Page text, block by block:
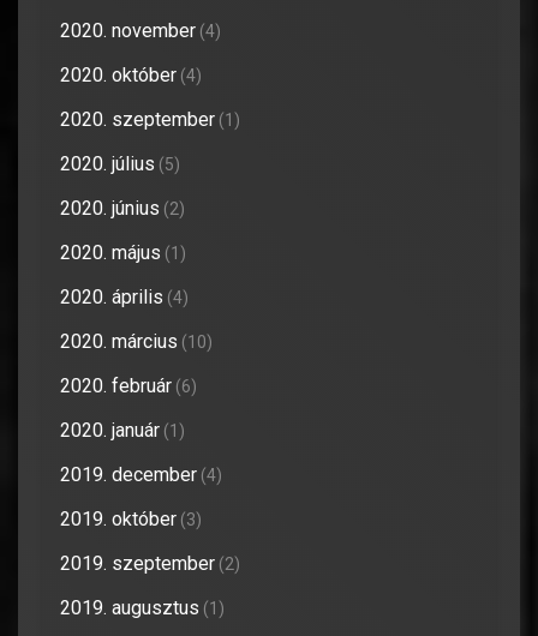
2020. november (4)
2020. október (4)
2020. szeptember (1)
2020. július (5)
2020. június (2)
2020. május (1)
2020. április (4)
2020. március (10)
2020. február (6)
2020. január (1)
2019. december (4)
2019. október (3)
2019. szeptember (2)
2019. augusztus (1)